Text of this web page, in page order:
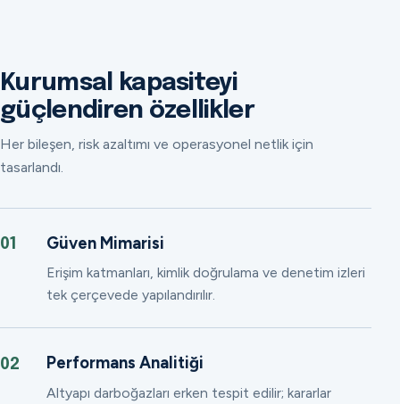
Kurumsal kapasiteyi
güçlendiren özellikler
Her bileşen, risk azaltımı ve operasyonel netlik için
tasarlandı.
01 Güven Mimarisi
Erişim katmanları, kimlik doğrulama ve denetim izleri
tek çerçevede yapılandırılır.
02 Performans Analitiği
Altyapı darboğazları erken tespit edilir; kararlar